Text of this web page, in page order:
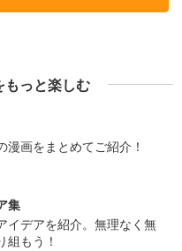
もっと楽しむ
画をまとめてご紹介！
集
イデアを紹介。無理なく無
組もう！